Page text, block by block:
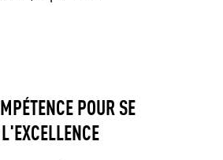
POUR SE